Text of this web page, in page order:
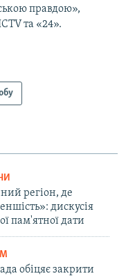
правдою»,
та «24».
регіон, де
дискусія
пам'ятної дати
обіцяє закрити